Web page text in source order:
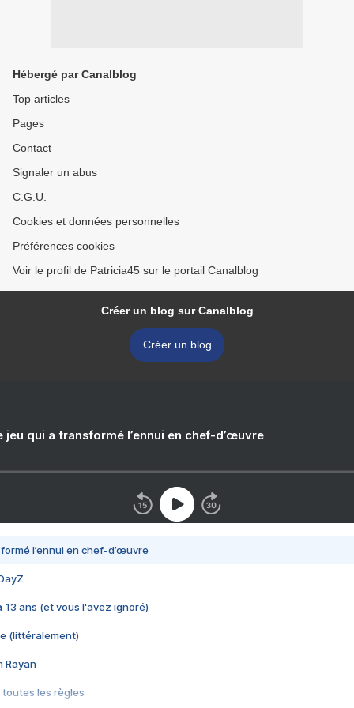
Hébergé par Canalblog
Top articles
Pages
Contact
Signaler un abus
C.G.U.
Cookies et données personnelles
Préférences cookies
Voir le profil de Patricia45 sur le portail Canalblog
Créer un blog sur Canalblog
Créer un blog
jeu qui a transformé l’ennui en chef-d’œuvre
l’ennui en chef-d’œuvre
13 ans (et vous l'avez ignoré)
(littéralement)
Rayan
toutes les règles